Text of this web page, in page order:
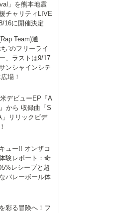
」を熊本地震
チャリティLIVE
16に開催決定
Team)通
”のフリーライ
、ラストは9/17
ンシャインシテ
場！
デビューEP『A
から 収録曲「S
」リリックビデ
キュー!! オンザコ
験レポート：奇
レシーブと超
バレーボール体
彩る冒険へ！フ